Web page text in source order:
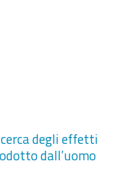
degli effetti
dall’uomo